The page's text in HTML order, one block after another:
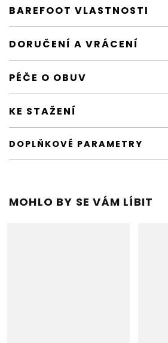
BAREFOOT VLASTNOSTI
DORUČENÍ A VRÁCENÍ
PÉČE O OBUV
KE STAŽENÍ
DOPLŇKOVÉ PARAMETRY
MOHLO BY SE VÁM LÍBIT